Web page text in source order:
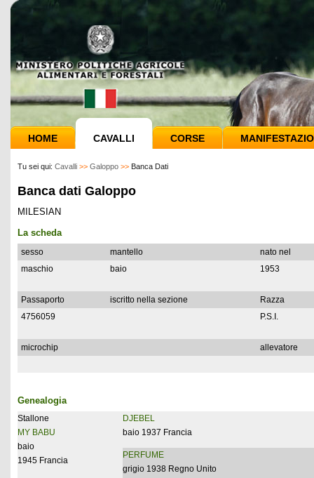
HOME CAVALLI CORSE
Tu sei qui: Cavalli >> Galoppo >> Banca Dati
Banca dati Galoppo
MILESIAN
La scheda
sesso mantello
nato nel
maschio
baio 1953
Passaporto iscritto nella sezione
Razza
4756059
P.S.I.
microchip allevatore
Genealogia
Stallone
MY BABU
baio
1945 Francia
DJEBEL
baio 1937 Francia
PERFUME
grigio 1938 Regno Unito